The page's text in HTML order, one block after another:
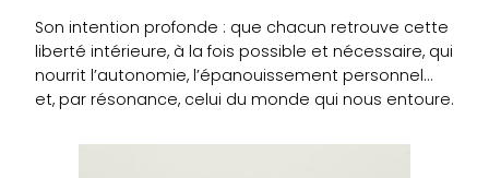
Son intention profonde : que chacun retrouve cette
liberté intérieure, à la fois possible et nécessaire, qui
nourrit l’autonomie, l’épanouissement personnel…
et, par résonance, celui du monde qui nous entoure.